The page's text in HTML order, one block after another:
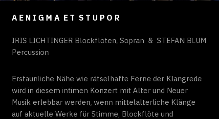
A E N I G M A E T S T U P O R
IRIS LICHTINGER Blockflöten, Sopran & STEFAN BLUM
Percussion
Erstaunliche Nähe wie rätselhafte Ferne der Klangrede
wird in diesem intimen Konzert mit Alter und Neuer
Musik erlebbar werden, wenn mittelalterliche Klänge
auf aktuelle Werke für Stimme, Blockflöte und